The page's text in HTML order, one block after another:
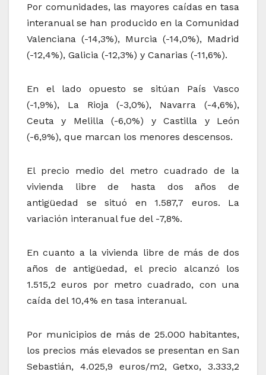
Por comunidades, las mayores caídas en tasa
interanual se han producido en la Comunidad
Valenciana (-14,3%), Murcia (-14,0%), Madrid
(-12,4%), Galicia (-12,3%) y Canarias (-11,6%).
En el lado opuesto se sitúan País Vasco
(-1,9%), La Rioja (-3,0%), Navarra (-4,6%),
Ceuta y Melilla (-6,0%) y Castilla y León
(-6,9%), que marcan los menores descensos.
El precio medio del metro cuadrado de la
vivienda libre de hasta dos años de
antigüedad se situó en 1.587,7 euros. La
variación interanual fue del -7,8%.
En cuanto a la vivienda libre de más de dos
años de antigüedad, el precio alcanzó los
1.515,2 euros por metro cuadrado, con una
caída del 10,4% en tasa interanual.
Por municipios de más de 25.000 habitantes,
los precios más elevados se presentan en San
Sebastián, 4.025,9 euros/m2, Getxo, 3.333,2